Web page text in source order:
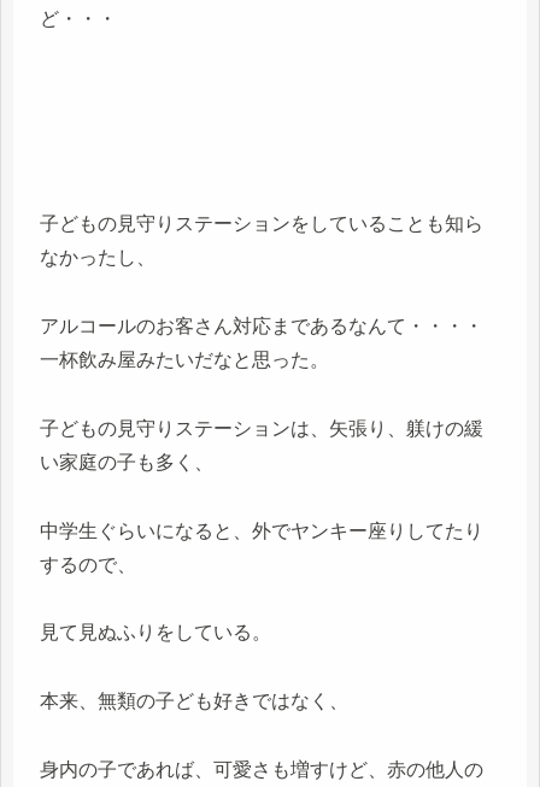
ど・・・
子どもの見守りステーションをしていることも知ら
なかったし、
アルコールのお客さん対応まであるなんて・・・・
一杯飲み屋みたいだなと思った。
子どもの見守りステーションは、矢張り、躾けの緩
い家庭の子も多く、
中学生ぐらいになると、外でヤンキー座りしてたり
するので、
見て見ぬふりをしている。
本来、無類の子ども好きではなく、
身内の子であれば、可愛さも増すけど、赤の他人の